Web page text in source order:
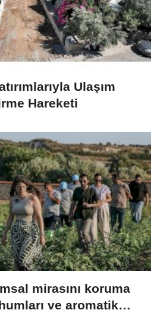
Ulaşım
Hareketi
mirasını koruma
ve aromatik